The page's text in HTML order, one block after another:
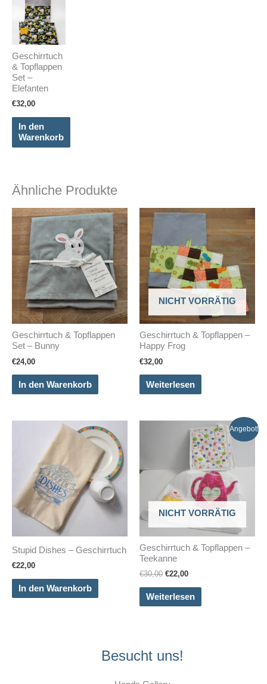
Geschirrtuch
& Topflappen
Set –
Elefanten
€32,00
In den
Warenkorb
Ähnliche Produkte
Geschirrtuch & Topflappen
Set – Bunny
€24,00
In den Warenkorb
NICHT VORRÄTIG
Geschirrtuch & Topflappen –
Happy Frog
€32,00
Weiterlesen
Stupid Dishes – Geschirrtuch
€22,00
In den Warenkorb
Angebot!
NICHT VORRÄTIG
Geschirrtuch & Topflappen –
Teekanne
€30,00 Ursprünglicher
war:
€22,00Aktueller
ist:
€22,00.
Weiterlesen
Besucht uns!